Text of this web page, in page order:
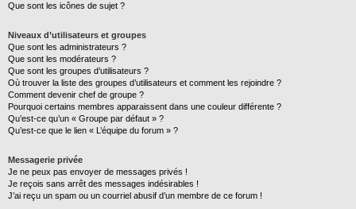
Que sont les icônes de sujet ?
Niveaux d’utilisateurs et groupes
Que sont les administrateurs ?
Que sont les modérateurs ?
Que sont les groupes d’utilisateurs ?
Où trouver la liste des groupes d’utilisateurs et comment les rejoindre ?
Comment devenir chef de groupe ?
Pourquoi certains membres apparaissent dans une couleur différente ?
Qu’est-ce qu’un « Groupe par défaut » ?
Qu’est-ce que le lien « L’équipe du forum » ?
Messagerie privée
Je ne peux pas envoyer de messages privés !
Je reçois sans arrêt des messages indésirables !
J’ai reçu un spam ou un courriel abusif d’un membre de ce forum !